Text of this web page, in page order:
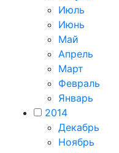
Июль
Июнь
Май
Апрель
Март
Февраль
Январь
2014
Декабрь
Ноябрь